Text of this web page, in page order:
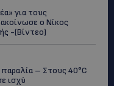
για τους
ο Νίκος
-(Βίντεο)
– Στους 40°C
ισχύ